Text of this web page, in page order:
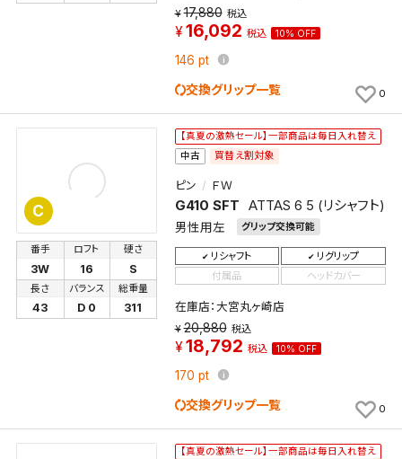
17,880 税込
16,092 税込 10% OFF
146 pt
交換グリップ一覧 0
C
【真夏の激熱セール】一部商品は毎日入れ替え
中古
買替え割対象
ピン ＦＷ
G410 SFT ATTAS 6 5 (リシャフト)
男性用左
グリップ交換可能
番手
3W
ロフト
16
硬さ
S
長さ
43
バランス
D 0
総重量
311
リシャフト
リグリップ
付属品
ヘッドカバー
在庫店：大宮丸ヶ崎店
20,880 税込
18,792 税込 10% OFF
170 pt
交換グリップ一覧 0
【真夏の激熱セール】一部商品は毎日入れ替え
この検索条件をマイページ内「保存検索条件一覧」に
よく探す商品を、毎回条件指定することなく簡単に開
新着通知
新着通知を「する」にすると、この条件に一致する商品
が入荷した際に、メール及びお客様のアカウント内の
「お知らせ」で通知します。
保存された検索条件は変更できません。
条件を変更したい場合は、マイページの「保存検索条
件一覧」から画面を表示し、条件を変更の上、保存し直
検索条件を保存
検索条件を保存しました。
これまで保存した検索条件は、マイページの「保存検
索条件一覧」で確認できます。